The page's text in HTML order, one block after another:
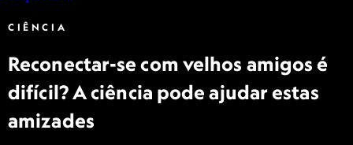
CIÊNCIA
Reconectar-se com velhos amigos é
difícil? A ciência pode ajudar estas
amizades